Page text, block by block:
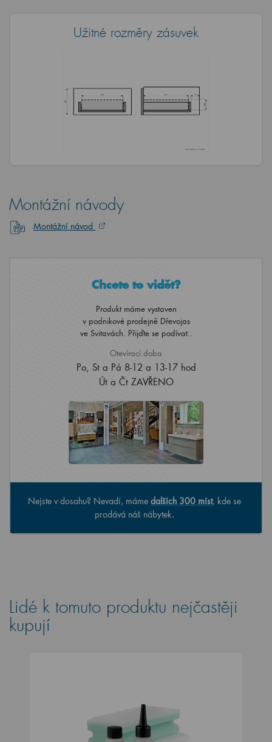
Užitné rozměry zásuvek
Montážní návody
Montážní návod
Chcete to vidět?
Produkt máme vystaven
v podnikové prodejně Dřevojas
ve Svitavách. Přijďte se podívat..
Otevírací doba
Po, St a Pá 8-12 a 13-17 hod
Út a Čt ZAVŘENO
Nejste v dosahu? Nevadí, máme dalších 300 míst, kde se
prodává náš nábytek.
Lidé k tomuto produktu nejčastěji
kupují